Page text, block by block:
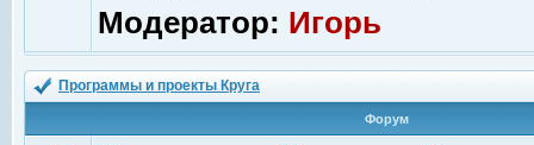
Модератор: Игорь
Программы и проекты Круга
Форум